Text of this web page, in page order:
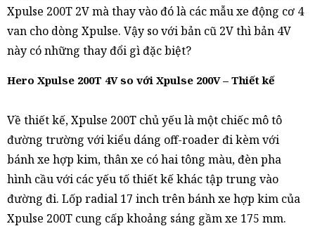
Xpulse 200T 2V mà thay vào đó là các mẫu xe động cơ 4
van cho dòng Xpulse. Vậy so với bản cũ 2V thì bản 4V
này có những thay đổi gì đặc biệt?
Hero Xpulse 200T 4V so với Xpulse 200V – Thiết kế
Về thiết kế, Xpulse 200T chủ yếu là một chiếc mô tô
đường trường với kiểu dáng off-roader đi kèm với
bánh xe hợp kim, thân xe có hai tông màu, đèn pha
hình cầu với các yếu tố thiết kế khác tập trung vào
đường đi. Lốp radial 17 inch trên bánh xe hợp kim của
Xpulse 200T cung cấp khoảng sáng gầm xe 175 mm.